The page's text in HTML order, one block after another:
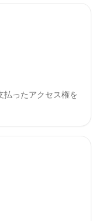
払ったアクセス権を